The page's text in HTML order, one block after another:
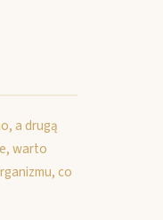
a drugą
warto
co